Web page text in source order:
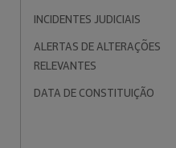
INCIDENTES JUDICIAIS
ALERTAS DE ALTERAÇÕES
RELEVANTES
DATA DE CONSTITUIÇÃO